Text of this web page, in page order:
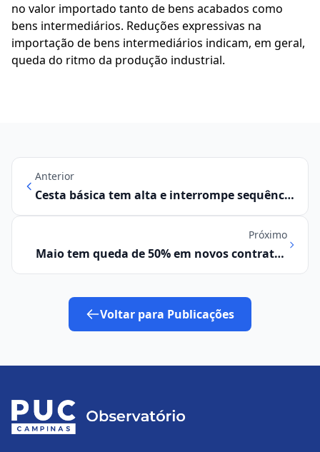
no valor importado tanto de bens acabados como
bens intermediários. Reduções expressivas na
importação de bens intermediários indicam, em geral,
queda do ritmo da produção industrial.
Anterior
Cesta básica tem alta e interrompe sequência
de queda em Campinas
Próximo
Maio tem queda de 50% em novos contratos
em comparação ao mesmo mês de 2023
Voltar para Publicações